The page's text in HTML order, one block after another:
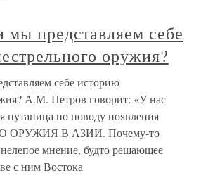
мы представляем себе
оружия?
себе историю
А.М. Петров говорит: «У нас
путаница по поводу появления
ОРУЖИЯ В АЗИИ. Почему-то
мнение, будто решающее
с ним Востока